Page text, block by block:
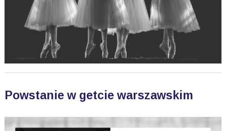
Powstanie w getcie warszawskim